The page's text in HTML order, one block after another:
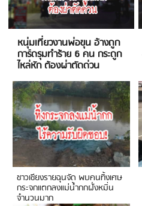
หนุ่มเที่ยวงานพ่อขุน อ้างถูก
การ์ดรุมทำร้าย 6 คน กระดูก
ไหล่หัก ต้องผ่าตัดด่วน
ชาวเชียงรายฉุนจัด พบคนทิ้งเศษ
กระจกแตกลงแม่น้ำกกฝั่งหมิ่น
จำนวนมาก